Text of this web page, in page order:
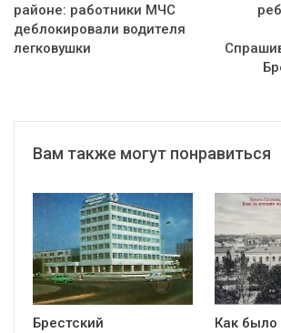
районе: работники МЧС
деблокировали водителя
легковушки
Вам также могут понравиться
Брестский
Как было